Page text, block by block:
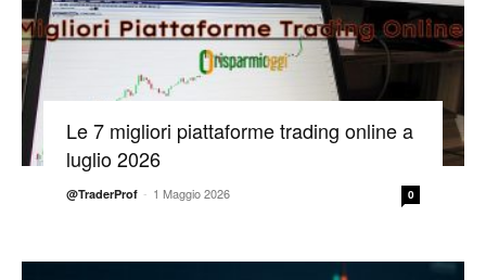
Le 7 migliori piattaforme trading online a
luglio 2026
@TraderProf - 1 Maggio 2026 0